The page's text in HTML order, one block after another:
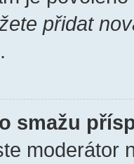
přidat
smažu
moderátor